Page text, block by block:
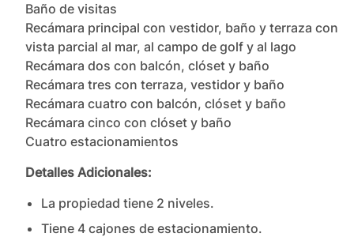
Baño de visitas
Recámara principal con vestidor, baño y terraza con
vista parcial al mar, al campo de golf y al lago
Recámara dos con balcón, clóset y baño
Recámara tres con terraza, vestidor y baño
Recámara cuatro con balcón, clóset y baño
Recámara cinco con clóset y baño
Cuatro estacionamientos
Detalles Adicionales:
La propiedad tiene 2 niveles.
Tiene 4 cajones de estacionamiento.